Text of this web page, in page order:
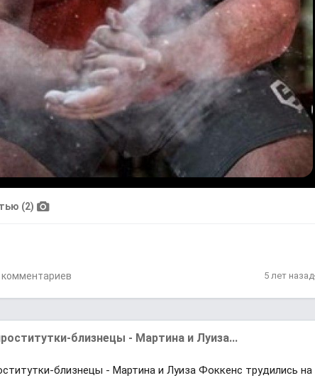
(2)
комментариев 5 лет назад
близнецы - Мартина и Луиза...
близнецы - Мартина и Луиза Фоккенс трудились на